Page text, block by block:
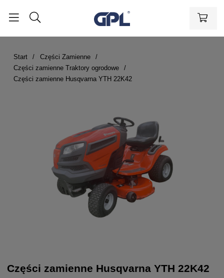
Start
Części Zamienne
Części zamienne Traktory ogrodowe
Części zamienne Husqvarna YTH 22K42
Części zamienne Husqvarna YTH 22K42